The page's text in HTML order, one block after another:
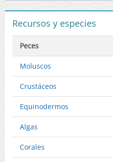
Recursos y especies
Peces
Moluscos
Crustáceos
Equinodermos
Algas
Corales